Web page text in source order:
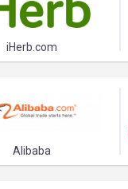
iHerb.com
Alibaba